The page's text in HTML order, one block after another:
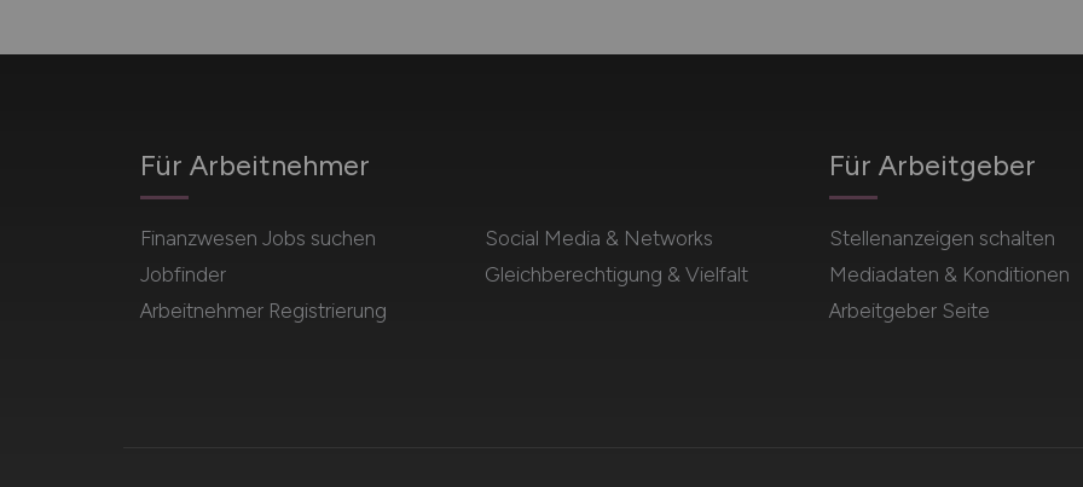
Für Arbeitnehmer
Finanzwesen Jobs suchen
Jobfinder
Arbeitnehmer Registrierung
Social Media & Networks
Gleichberechtigung & Vielfalt
Für Arbeitgeber
Stellenanzeigen schalten
Mediadaten & Konditionen
Arbeitgeber Seite